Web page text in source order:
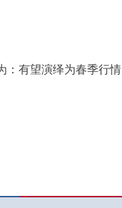
：有望演绎为春季行情